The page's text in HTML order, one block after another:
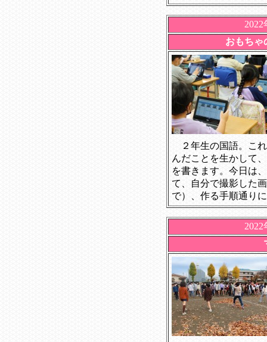
おもちゃ
２年生の国語。こ
んだことを生かして
を書きます。今日は
て、自分で撮影した
で）、作る手順通り